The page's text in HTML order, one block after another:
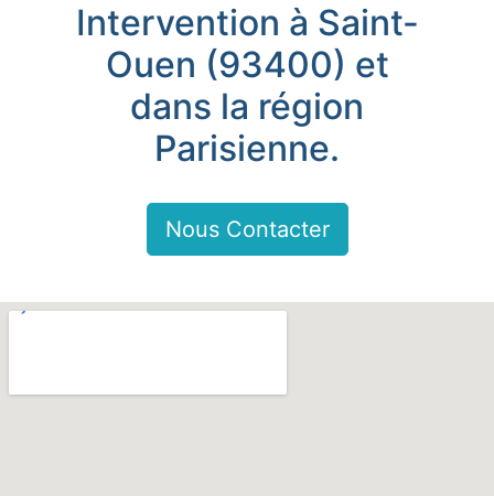
Intervention à Saint-
Ouen (93400) et
dans la région
Parisienne.
Nous Contacter